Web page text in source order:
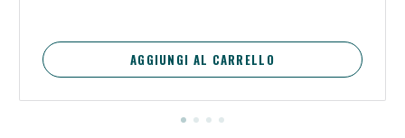
AGGIUNGI AL CARRELLO